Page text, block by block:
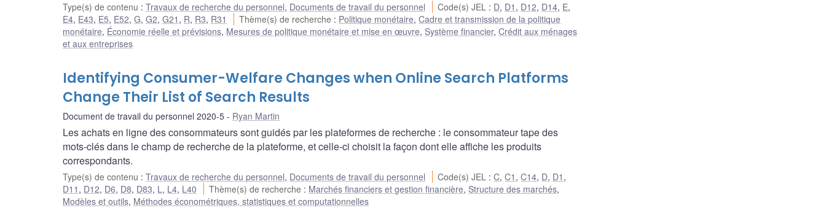
Type(s) de contenu : Travaux de recherche du personnel, Documents de travail du personnel Code(s) JEL : D, D1 , D12, D14, E,
E4, E43, E5, E52, G, G2, G21 , R, R3, R31 Thème(s) de recherche : Politique monétaire,Cadre et transmission de la politique
monétaire, Économie réelle et prévisions, Mesures de politique monétaire et mise en œuvre, Système financier, Crédit aux ménages
et aux entreprises
Identifying Consumer-Welfare Changes when Online Search Platforms
Change Their List of Search Results
Document de travail du personnel 2020-5 Ryan Martin
Les achats en ligne des consommateurs sont guidés par les plateformes de recherche : le consommateur tape des
mots-clés dans le champ de recherche de la plateforme, et celle-ci choisit la façon dont elle affiche les produits
correspondants.
Type(s) de contenu : Travaux de recherche du personnel, Documents de travail du personnel Code(s) JEL :C,C1 ,C14, D, D1 ,
D11 , D12, D6, D8, D83, L, L4, L40 Thème(s) de recherche : Marchés financiers et gestion financière, Structure des marchés,
Modèles et outils, Méthodes économétriques, statistiques et computationnelles